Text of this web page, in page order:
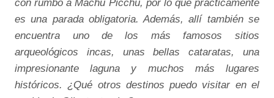
con rumbo a Machu Picchu, por lo que prácticamente
es una parada obligatoria. Además, allí también se
encuentra uno de los más famosos sitios
arqueológicos incas, unas bellas cataratas, una
impresionante laguna y muchos más lugares
históricos. ¿Qué otros destinos puedo visitar en el